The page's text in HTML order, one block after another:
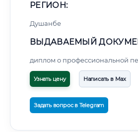
РЕГИОН:
Душанбе
ВЫДАВАЕМЫЙ
диплом о профессиональной
Узнать цену Написать в Max
Задать вопрос в Telegram